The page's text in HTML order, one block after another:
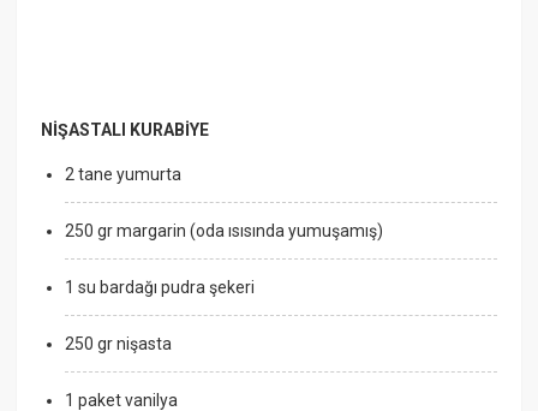
NİŞASTALI KURABİYE
2 tane yumurta
250 gr margarin (oda ısısında yumuşamış)
1 su bardağı pudra şekeri
250 gr nişasta
1 paket vanilya